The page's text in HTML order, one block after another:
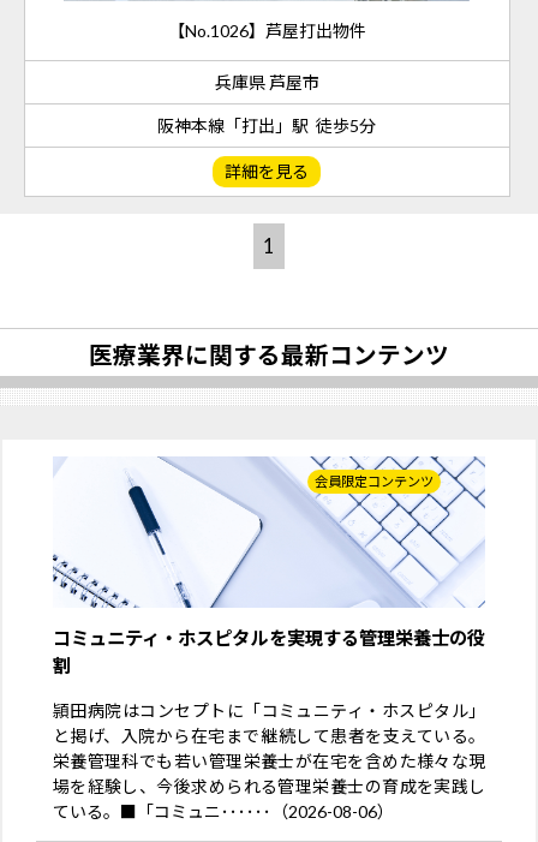
【No.1026】芦屋打出物件
兵庫県 芦屋市
阪神本線「打出」駅 徒歩5分
詳細を見る
1
医療業界に関する最新コンテンツ
会員限定コンテンツ
コミュニティ・ホスピタルを実現する管理栄養士の役
割
頴田病院はコンセプトに「コミュニティ・ホスピタル」
と掲げ、入院から在宅まで継続して患者を支えている。
栄養管理科でも若い管理栄養士が在宅を含めた様々な現
場を経験し、今後求められる管理栄養士の育成を実践し
ている。■「コミュニ･･････（2026-08-06）